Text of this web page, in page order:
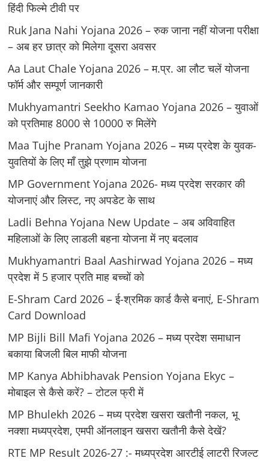
हिंदी फिल्मे टीवी पर
Ruk Jana Nahi Yojana 2026 – रुक जाना नहीं योजना परीक्षा
– अब हर छात्र को मिलेगा दूसरा अवसर
Aa Laut Chale Yojana 2026 – म.प्र. आ लौट चलें योजना
फॉर्म और सम्पूर्ण जानकारी
Mukhyamantri Seekho Kamao Yojana 2026 – युवाओं
को प्रतिमाह 8000 से 10000 रु मिलेंगे
Maa Tujhe Pranam Yojana 2026 – मध्य प्रदेश के युवक-
युवतियों के लिए मॉं तुझे प्रणाम योजना
MP Government Yojana 2026- मध्य प्रदेश सरकार की
योजनाएं और लिस्ट, नए अपडेट के साथ
Ladli Behna Yojana New Update – अब अविवाहित
महिलाओं के लिए लाडली बहना योजना में नए बदलाव
Mukhyamantri Baal Aashirwad Yojana 2026 – मध्य
प्रदेश में 5 हजार प्रति माह बच्चों को
E-Shram Card 2026 – ई-श्रमिक कार्ड कैसे बनाएं, E-Shram
Card Download
MP Bijli Bill Mafi Yojana 2026 – मध्य प्रदेश समाधान
बकाया बिजली बिल माफी योजना
MP Kanya Abhibhavak Pension Yojana Ekyc –
मोबाइल से कैसे करें? – टोटल फ्री में
MP Bhulekh 2026 – मध्य प्रदेश खसरा खतौनी नकल, भू
नक्शा मध्यप्रदेश, एमपी ऑनलाइन खसरा खतौनी कैसे देखें?
RTE MP Result 2026-27 :- मध्‍यप्रदेश आरटीई लाटरी रिजल्ट